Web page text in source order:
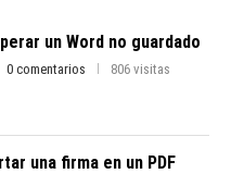
un Word no guardado
0 comentarios 806 visitas
una firma en un PDF